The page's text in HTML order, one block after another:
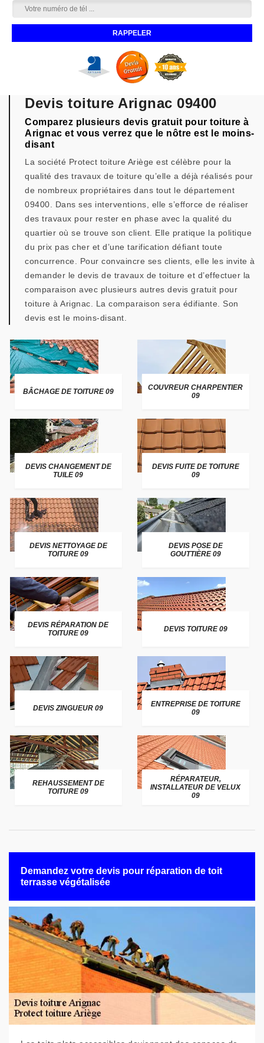
Devis toiture Arignac 09400
Comparez plusieurs devis gratuit pour toiture à
Arignac et vous verrez que le nôtre est le moins-
disant
La société Protect toiture Ariège est célèbre pour la
qualité des travaux de toiture qu’elle a déjà réalisés pour
de nombreux propriétaires dans tout le département
09400. Dans ses interventions, elle s’efforce de réaliser
des travaux pour rester en phase avec la qualité du
quartier où se trouve son client. Elle pratique la politique
du prix pas cher et d’une tarification défiant toute
concurrence. Pour convaincre ses clients, elle les invite à
demander le devis de travaux de toiture et d’effectuer la
comparaison avec plusieurs autres devis gratuit pour
toiture à Arignac. La comparaison sera édifiante. Son
devis est le moins-disant.
BÂCHAGE DE TOITURE 09
COUVREUR CHARPENTIER
09
DEVIS CHANGEMENT DE
TUILE 09
DEVIS FUITE DE TOITURE
09
DEVIS NETTOYAGE DE
TOITURE 09
DEVIS POSE DE
GOUTTIÈRE 09
DEVIS RÉPARATION DE
TOITURE 09
DEVIS TOITURE 09
DEVIS ZINGUEUR 09
ENTREPRISE DE TOITURE
09
REHAUSSEMENT DE
TOITURE 09
RÉPARATEUR,
INSTALLATEUR DE VELUX
09
Demandez votre devis pour réparation de toit
terrasse végétalisée